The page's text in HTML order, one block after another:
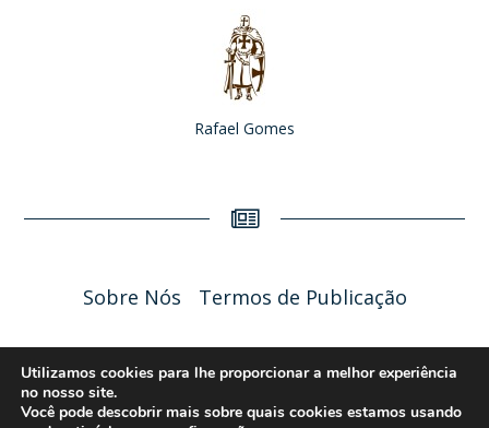
Rafael Gomes
Sobre Nós Termos de Publicação
Liceu Online 2026 - Política de Privacidade
Utilizamos cookies para lhe proporcionar a melhor experiência
no nosso site.
Você pode descobrir mais sobre quais cookies estamos usando